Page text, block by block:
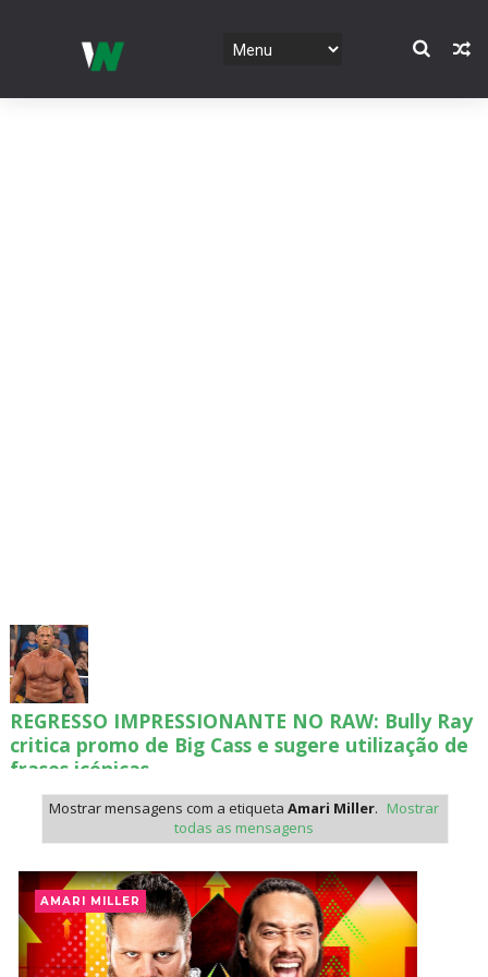
REGRESSO IMPRESSIONANTE NO RAW: Bully Ray
critica promo de Big Cass e sugere utilização de
frases icónicas
Unknown-Aug 06 2026
GUERRA EXTREMA NO GRAND SLAM MEXICO:
Will Ospreay supera Mark Davis num brutal
Street Fight com arame farpado
Unknown-Aug 06 2026
Mostrar mensagens com a etiqueta Amari Miller. Mostrar
todas as mensagens
AMARI MILLER